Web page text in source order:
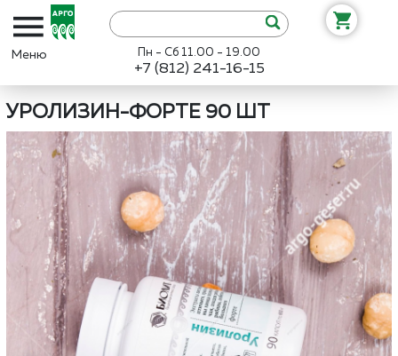
Пн - Сб 11.00 - 19.00
+7 (812) 241-16-15
УРОЛИЗИН-ФОРТЕ 90 ШТ